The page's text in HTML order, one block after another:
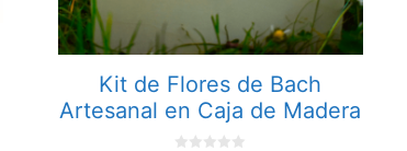
Kit de Flores de Bach
Artesanal en Caja de Madera